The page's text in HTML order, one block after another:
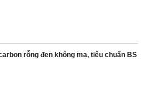
rỗng đen không mạ, tiêu chuẩn BS